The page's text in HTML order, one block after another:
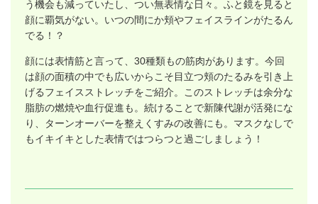
う機会も減っていたし、つい無表情な日々。ふと鏡を見ると
顔に覇気がない。いつの間にか頬やフェイスラインがたるん
でる！？
顔には表情筋と言って、30種類もの筋肉があります。今回
は顔の面積の中でも広いからこそ目立つ頬のたるみを引き上
げるフェイスストレッチをご紹介。このストレッチは余分な
脂肪の燃焼や血行促進も。続けることで新陳代謝が活発にな
り、ターンオーバーを整えくすみの改善にも。マスクなしで
もイキイキとした表情ではつらつと過ごしましょう！